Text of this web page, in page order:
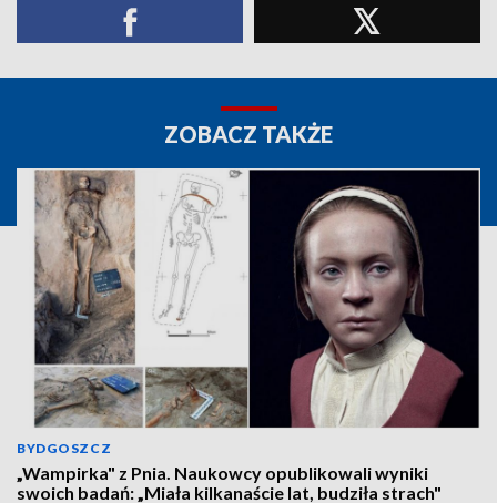
ZOBACZ TAKŻE
BYDGOSZCZ
„Wampirka" z Pnia. Naukowcy opublikowali wyniki
swoich badań: „Miała kilkanaście lat, budziła strach"